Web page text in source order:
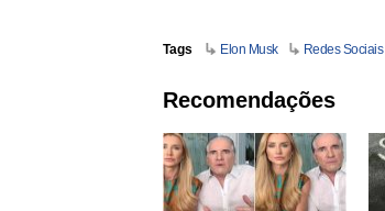
Tags Elon Musk Redes Sociais
Recomendações